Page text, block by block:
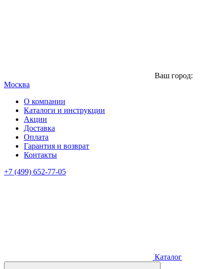
Ваш город:
Москва
О компании
Каталоги и инструкции
Акции
Доставка
Оплата
Гарантия и возврат
Контакты
+7 (499) 652-77-05
Каталог